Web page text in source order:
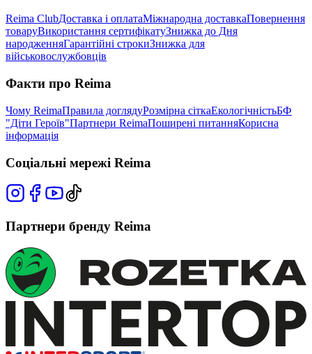
Reima ClubДоставка і оплатаМіжнародна доставкаПовернення
товаруВикористання сертифікатуЗнижка до Дня
народженняГарантійні строкиЗнижка для
військовослужбовців
Факти про Reima
Чому ReimaПравила доглядуРозмірна сіткаЕкологічністьБФ
"Діти Героїв"Партнери ReimaПоширені питанняКорисна
інформація
Соціальні мережі Reima
Партнери бренду Reima